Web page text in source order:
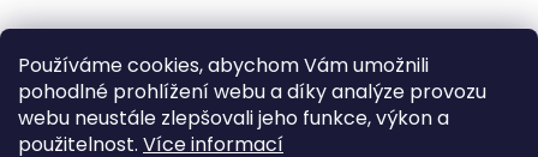
Používáme cookies, abychom Vám umožnili
pohodlné prohlížení webu a díky analýze provozu
webu neustále zlepšovali jeho funkce, výkon a
použitelnost. Více informací